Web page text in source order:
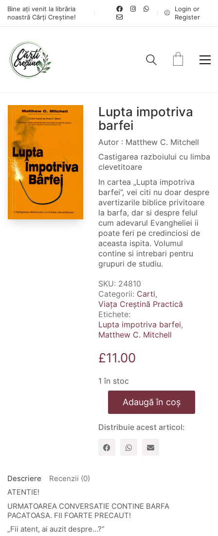
Bine ați venit la librăria
noastră Cărți Creștine!
Login or
Register
Lupta impotriva
barfei
Autor : Matthew C. Mitchell
Castigarea razboiului cu limba
clevetitoare
In cartea „Lupta impotriva
barfei”, vei citi nu doar despre
avertizarile biblice privitoare
la barfa, dar si despre felul
cum adevarul Evangheliei ii
poate feri pe credinciosi de
aceasta ispita. Volumul
contine si intrebari pentru
grupuri de studiu.
SKU: 24810
Categorii: Carti,
Viața Creștină Practică
Etichete:
Lupta impotriva barfei,
Matthew C. Mitchell
£11.00
1 în stoc
Cantitate
impotriva
barfei
Adaugă în coș
Distribuie acest articol:
Descriere
Recenzii (0)
ATENTIE!
URMATOAREA CONVERSATIE CONTINE BARFA
PACATOASA. FII FOARTE PRECAUT!
„Fii atent, ai auzit despre…?”